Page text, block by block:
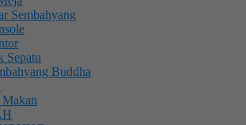
Sembahyang
Sepatu
Buddha
Makan